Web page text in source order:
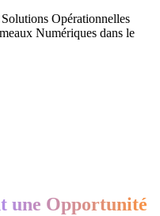
Solutions Opérationnelles
une Opportunité